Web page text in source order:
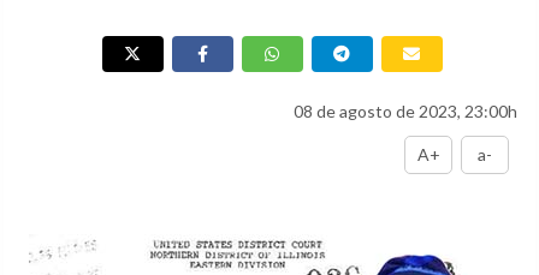
08 de agosto de 2023, 23:00h
A+ a-